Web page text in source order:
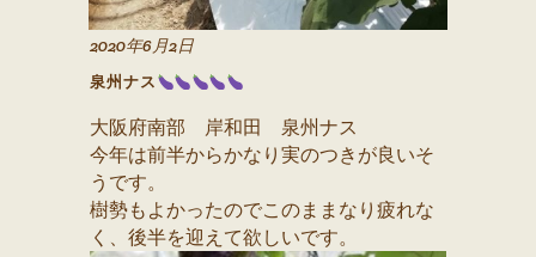
2020年6月2日
泉州ナス
大阪府南部 岸和田 泉州ナス
今年は前半からかなり実のつきが良いそ
うです。
樹勢もよかったのでこのままなり疲れな
く、後半を迎えて欲しいです。